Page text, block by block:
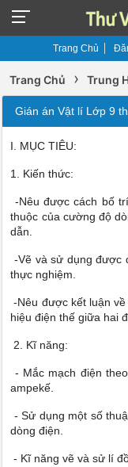
Trang Chủ
Trang Chủ › Trung
Gián án Vật lí Lớp 9
I. MỤC TIÊU:
1. Kiến thức:
-Nêu được cách bố
thuộc của cường độ
dẫn.
-Vẽ và sử dụng được
thực nghiệm.
-Nêu được kết luận
hiệu điện thế giữa hai
2. Kĩ năng:
- Mắc mạch điện
ampekế.
- Sử dụng một số
dòng điện.
- Kĩ năng vẽ và sử lí